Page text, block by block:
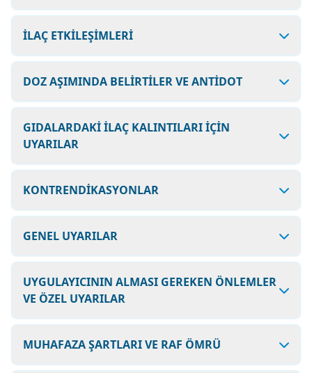
İLAÇ ETKİLEŞİMLERİ
DOZ AŞIMINDA BELİRTİLER VE ANTİDOT
GIDALARDAKİ İLAÇ KALINTILARI İÇİN
UYARILAR
KONTRENDİKASYONLAR
GENEL UYARILAR
UYGULAYICININ ALMASI GEREKEN ÖNLEMLER
VE ÖZEL UYARILAR
MUHAFAZA ŞARTLARI VE RAF ÖMRÜ